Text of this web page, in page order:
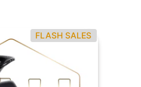
FLASH SALES